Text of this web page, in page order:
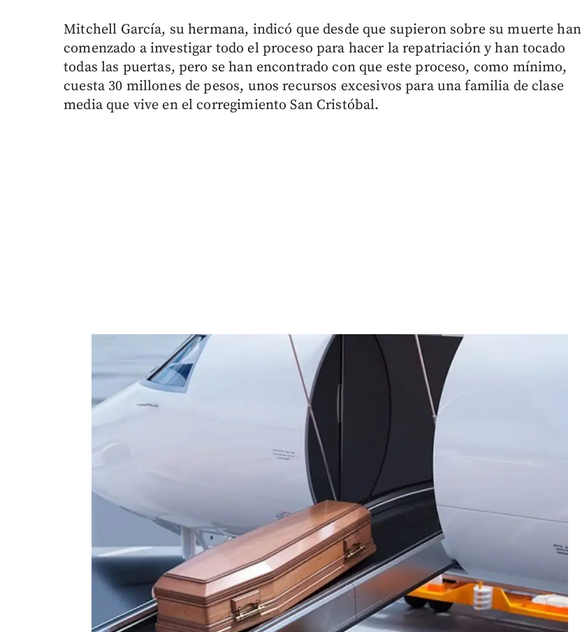
Mitchell García, su hermana, indicó que desde que supieron sobre su muerte han
comenzado a investigar todo el proceso para hacer la repatriación y han tocado
todas las puertas, pero se han encontrado con que este proceso, como mínimo,
cuesta 30 millones de pesos, unos recursos excesivos para una familia de clase
media que vive en el corregimiento San Cristóbal.